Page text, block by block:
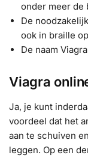
onder meer de
De
ook in braille
De naam
Viagra
Ja, je kunt
voordeel dat het
aan te schuiven
leggen. Op een